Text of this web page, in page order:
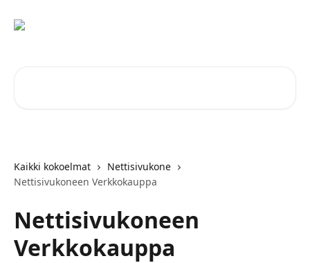
Kaikki kokoelmat
Nettisivukone
Nettisivukoneen Verkkokauppa
Nettisivukoneen
Verkkokauppa